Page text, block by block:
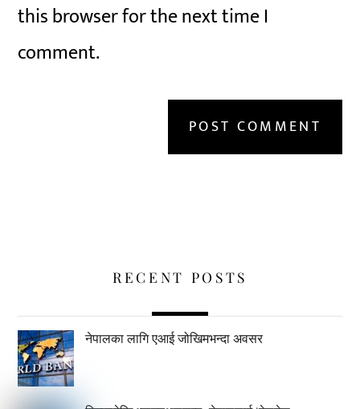
this browser for the next time I
comment.
RECENT POSTS
नेपालका लागि एआई जोखिमभन्दा अवसर